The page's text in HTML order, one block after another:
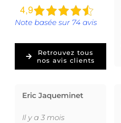
Note basée sur 74 avis
Retrouvez tous
nos avis clients
Eric Jaqueminet
Il y a 3 mois